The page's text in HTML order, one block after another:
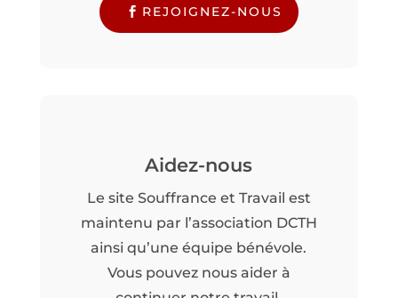
REJOIGNEZ-NOUS
Aidez-nous
Le site Souffrance et Travail est
maintenu par l’association DCTH
ainsi qu’une équipe bénévole.
Vous pouvez nous aider à